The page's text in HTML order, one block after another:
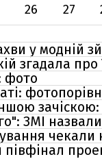
26 27
у модній
згадала про
фото
ЗМІ назвали
чекали
півфінал